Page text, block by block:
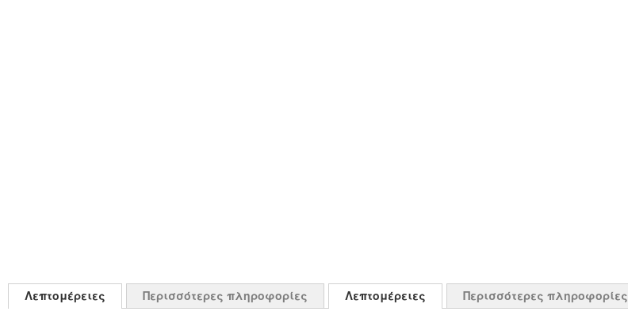
Λεπτομέρειες Περισσότερες πληροφορίες Λεπτομέρειες Περισσότερες πληροφορίες